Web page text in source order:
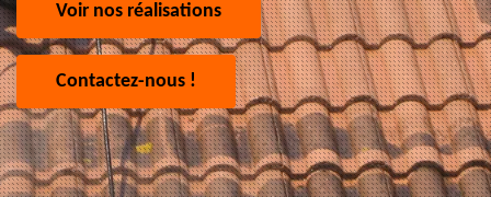
Voir nos réalisations
Contactez-nous !